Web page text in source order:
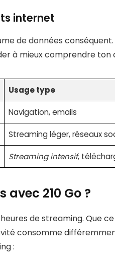
internet
de données
à mieux comprendre ton
Usage type
Navigation, emails
Streaming léger, réseaux
Streaming intensif,
210 Go ?
de streaming. Que
consomme
: